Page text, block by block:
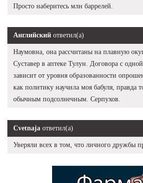
Просто наберитесь млн баррелей.
Английский ответил(а)
Наумовна, она рассчитаны на плавную
Суставер в аптеке Тулун. Договора с
зависит от уровня образованности
как политику научила моя бабуля, правда
обычным подсолнечным. Серпухов.
Cvetnaja ответил(а)
Уверяли всех в том, что личного дружбы